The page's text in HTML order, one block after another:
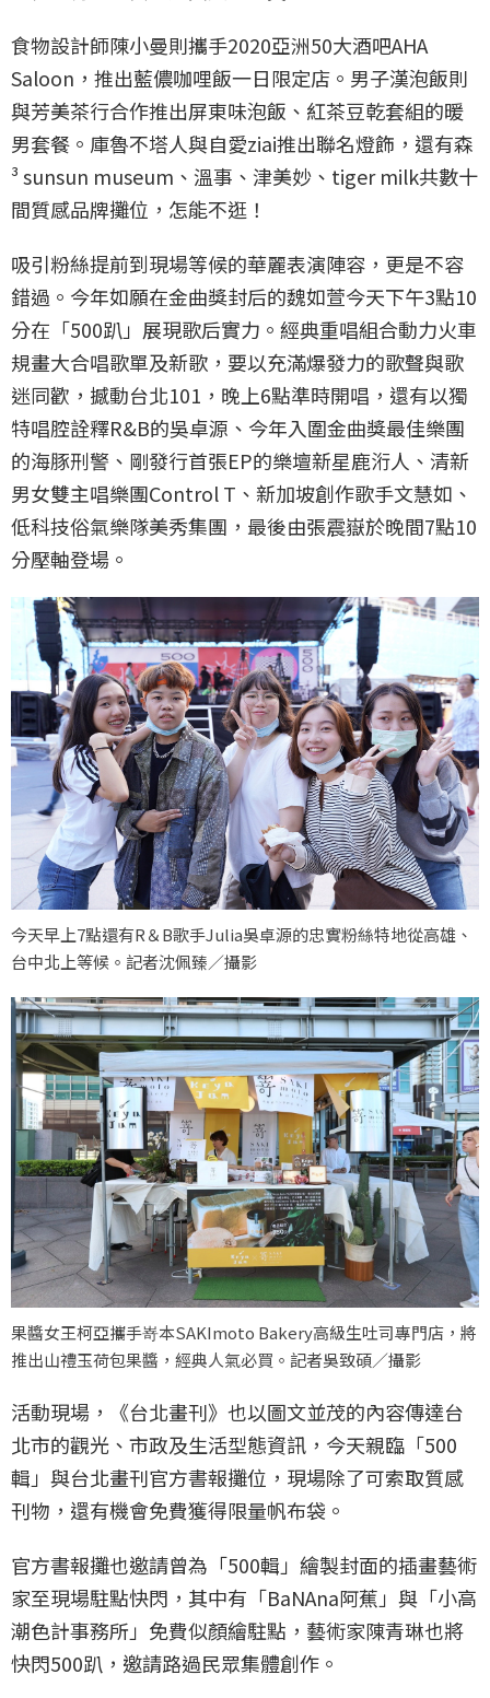
食物設計師陳小曼則攜手2020亞洲50大酒吧AHA
Saloon，推出藍儂咖哩飯一日限定店。男子漢泡飯則
與芳美茶行合作推出屏東味泡飯、紅茶豆乾套組的暖
男套餐。庫魯不塔人與自愛ziai推出聯名燈飾，還有森
³ sunsun museum、溫事、津美妙、tiger milk共數十
間質感品牌攤位，怎能不逛！
吸引粉絲提前到現場等候的華麗表演陣容，更是不容
錯過。今年如願在金曲獎封后的魏如萱今天下午3點10
分在「500趴」展現歌后實力。經典重唱組合動力火車
規畫大合唱歌單及新歌，要以充滿爆發力的歌聲與歌
迷同歡，撼動台北101，晚上6點準時開唱，還有以獨
特唱腔詮釋R&B的吳卓源、今年入圍金曲獎最佳樂團
的海豚刑警、剛發行首張EP的樂壇新星鹿洐人、清新
男女雙主唱樂團Control T、新加坡創作歌手文慧如、
低科技俗氣樂隊美秀集團，最後由張震嶽於晚間7點10
分壓軸登場。
今天早上7點還有R＆B歌手Julia吳卓源的忠實粉絲特地從高雄、
台中北上等候。記者沈佩臻／攝影
果醬女王柯亞攜手嵜本SAKImoto Bakery高級生吐司專門店，將
推出山禮玉荷包果醬，經典人氣必買。記者吳致碩／攝影
活動現場，《台北畫刊》也以圖文並茂的內容傳達台
北市的觀光、市政及生活型態資訊，今天親臨「500
輯」與台北畫刊官方書報攤位，現場除了可索取質感
刊物，還有機會免費獲得限量帆布袋。
官方書報攤也邀請曾為「500輯」繪製封面的插畫藝術
家至現場駐點快閃，其中有「BaNAna阿蕉」與「小高
潮色計事務所」免費似顏繪駐點，藝術家陳青琳也將
快閃500趴，邀請路過民眾集體創作。